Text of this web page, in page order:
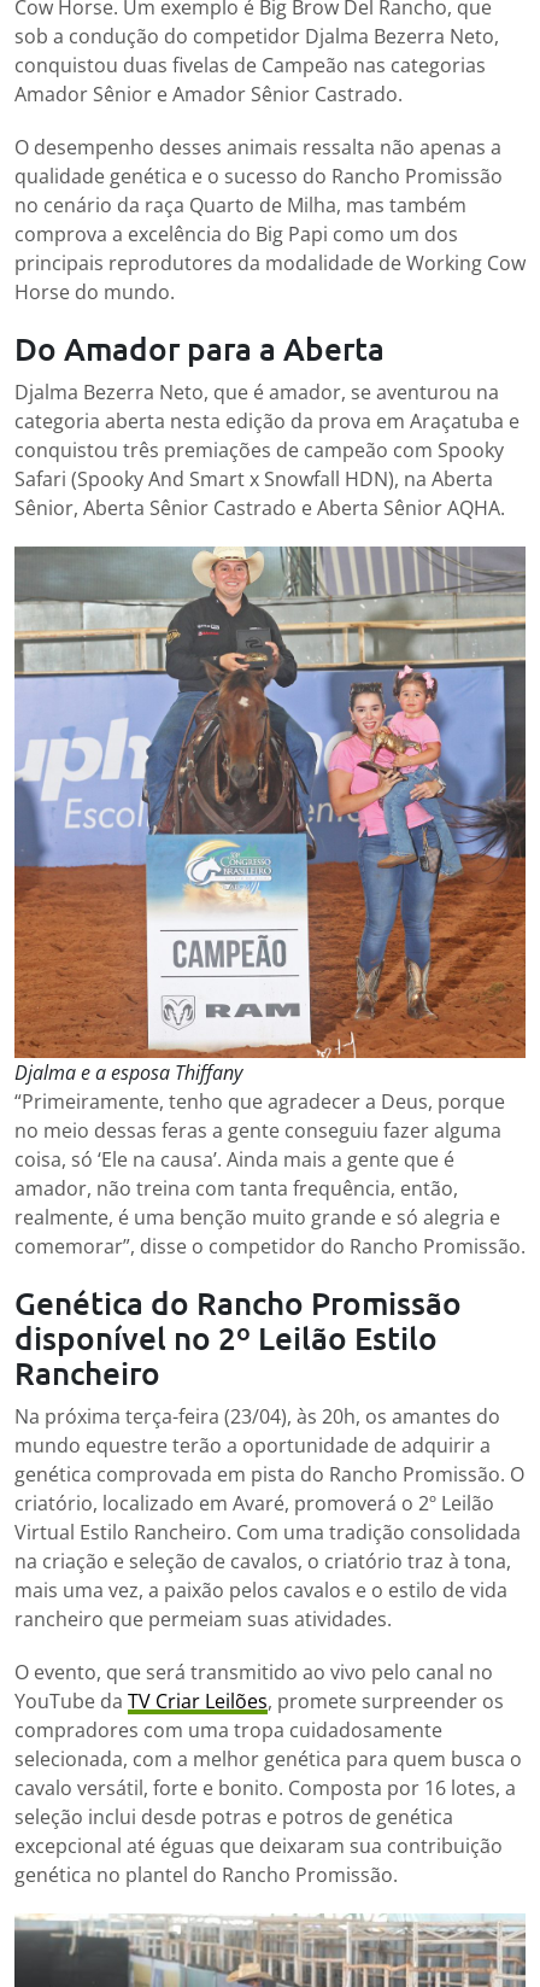
Cow Horse. Um exemplo é Big Brow Del Rancho, que
sob a condução do competidor Djalma Bezerra Neto,
conquistou duas fivelas de Campeão nas categorias
Amador Sênior e Amador Sênior Castrado.
O desempenho desses animais ressalta não apenas a
qualidade genética e o sucesso do Rancho Promissão
no cenário da raça Quarto de Milha, mas também
comprova a excelência do Big Papi como um dos
principais reprodutores da modalidade de Working Cow
Horse do mundo.
Do Amador para a Aberta
Djalma Bezerra Neto, que é amador, se aventurou na
categoria aberta nesta edição da prova em Araçatuba e
conquistou três premiações de campeão com Spooky
Safari (Spooky And Smart x Snowfall HDN), na Aberta
Sênior, Aberta Sênior Castrado e Aberta Sênior AQHA.
Djalma e a esposa Thiffany
“Primeiramente, tenho que agradecer a Deus, porque
no meio dessas feras a gente conseguiu fazer alguma
coisa, só ‘Ele na causa’. Ainda mais a gente que é
amador, não treina com tanta frequência, então,
realmente, é uma benção muito grande e só alegria e
comemorar”, disse o competidor do Rancho Promissão.
Genética do Rancho Promissão
disponível no 2º Leilão Estilo
Rancheiro
Na próxima terça-feira (23/04), às 20h, os amantes do
mundo equestre terão a oportunidade de adquirir a
genética comprovada em pista do Rancho Promissão. O
criatório, localizado em Avaré, promoverá o 2º Leilão
Virtual Estilo Rancheiro. Com uma tradição consolidada
na criação e seleção de cavalos, o criatório traz à tona,
mais uma vez, a paixão pelos cavalos e o estilo de vida
rancheiro que permeiam suas atividades.
O evento, que será transmitido ao vivo pelo canal no
YouTube da TV Criar Leilões, promete surpreender os
compradores com uma tropa cuidadosamente
selecionada, com a melhor genética para quem busca o
cavalo versátil, forte e bonito. Composta por 16 lotes, a
seleção inclui desde potras e potros de genética
excepcional até éguas que deixaram sua contribuição
genética no plantel do Rancho Promissão.